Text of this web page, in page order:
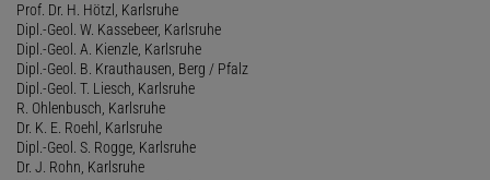
Prof. Dr. H. Hötzl, Karlsruhe
Dipl.-Geol. W. Kassebeer, Karlsruhe
Dipl.-Geol. A. Kienzle, Karlsruhe
Dipl.-Geol. B. Krauthausen, Berg / Pfalz
Dipl.-Geol. T. Liesch, Karlsruhe
R. Ohlenbusch, Karlsruhe
Dr. K. E. Roehl, Karlsruhe
Dipl.-Geol. S. Rogge, Karlsruhe
Dr. J. Rohn, Karlsruhe